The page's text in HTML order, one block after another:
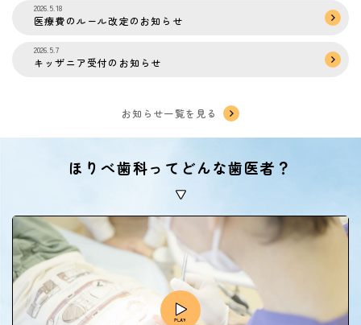
2026.5.18
医療費のルール改定のお知らせ
2026.5.7
キッザニア受付のお知らせ
お知らせ一覧を見る
ほりべ歯科ってどんな歯医者？